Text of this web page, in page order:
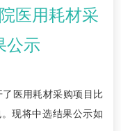
医用耗材采
公示
医用耗材采购项目比
现将中选结果公示如